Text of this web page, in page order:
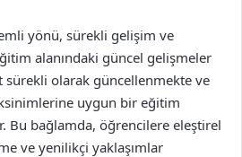
yönü, sürekli gelişim ve
alanındaki güncel gelişmeler
olarak güncellenmekte ve
uygun bir eğitim
Bu bağlamda, öğrencilere eleştirel
ve yenilikçi yaklaşımlar